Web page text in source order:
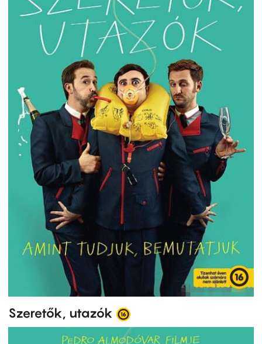
Szeretők, utazók